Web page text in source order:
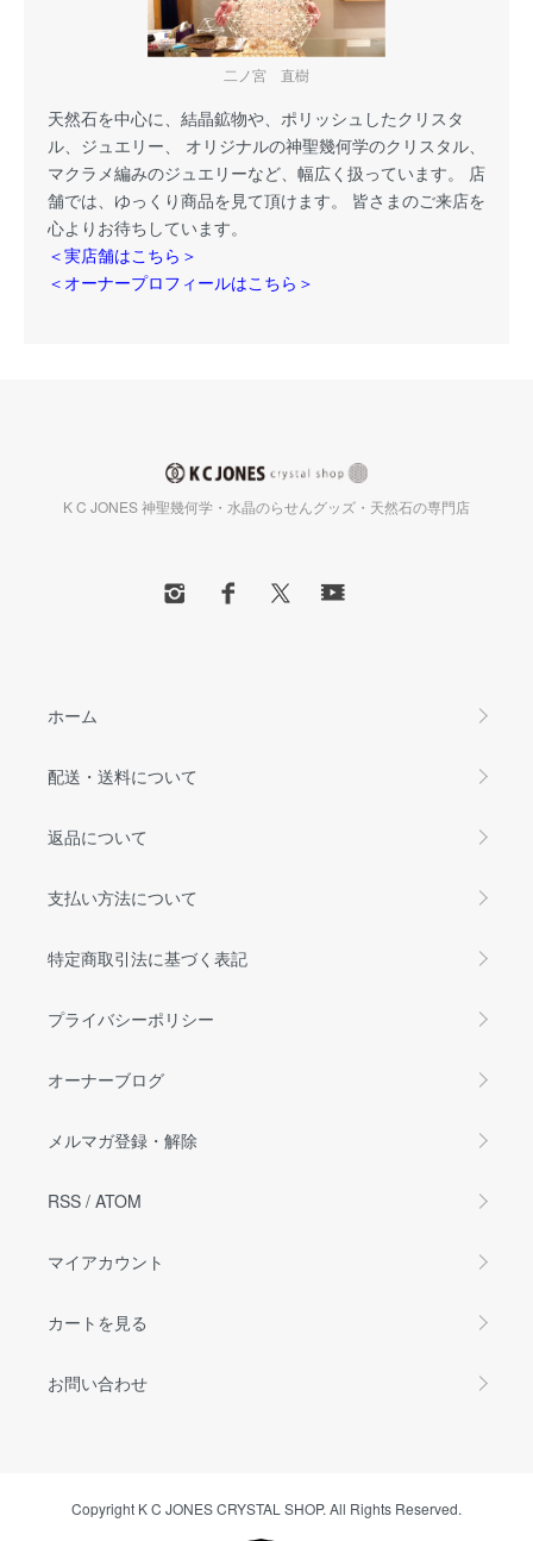
二ノ宮 直樹
天然石を中心に、結晶鉱物や、ポリッシュしたクリスタ
ル、ジュエリー、 オリジナルの神聖幾何学のクリスタル、
マクラメ編みのジュエリーなど、幅広く扱っています。 店
舗では、ゆっくり商品を見て頂けます。 皆さまのご来店を
心よりお待ちしています。
＜実店舗はこちら＞
＜オーナープロフィールはこちら＞
K C JONES 神聖幾何学・水晶のらせんグッズ・天然石の専門店
ホーム
配送・送料について
返品について
支払い方法について
特定商取引法に基づく表記
プライバシーポリシー
オーナーブログ
メルマガ登録・解除
RSS / ATOM
マイアカウント
カートを見る
お問い合わせ
Copyright K C JONES CRYSTAL SHOP. All Rights Reserved.